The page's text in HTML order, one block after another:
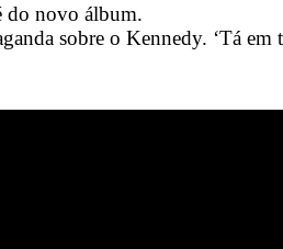
do novo álbum.
sobre o Kennedy. ‘Tá